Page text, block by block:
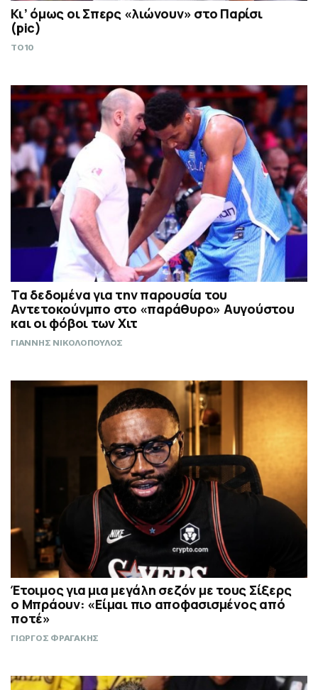
Κι’ όμως οι Σπερς «λιώνουν» στο Παρίσι
(pic)
TO10
Τα δεδομένα για την παρουσία του
Αντετοκούνμπο στο «παράθυρο» Αυγούστου
και οι φόβοι των Χιτ
ΓΙΑΝΝΗΣ ΝΙΚΟΛΟΠΟΥΛΟΣ
Έτοιμος για μια μεγάλη σεζόν με τους Σίξερς
ο Μπράουν: «Είμαι πιο αποφασισμένος από
ποτέ»
ΓΙΩΡΓΟΣ ΦΡΑΓΑΚΗΣ